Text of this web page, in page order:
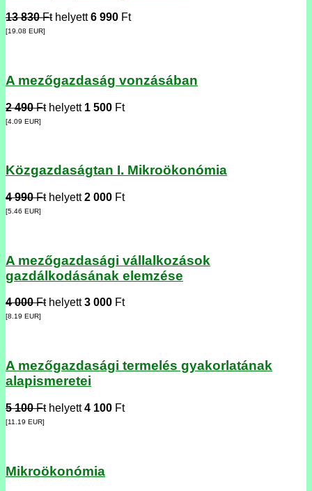
13 830 Fthelyett6 990 Ft
[19.08 EUR]
A mezőgazdaság vonzásában
2 490 Fthelyett 1 500 Ft
[4.09 EUR]
Közgazdaságtan I. Mikroökonómia
4 990 Fthelyett2 000 Ft
[5.46 EUR]
A mezőgazdasági vállalkozások
gazdálkodásának elemzése
4 000 Fthelyett3 000 Ft
[8.19 EUR]
A mezőgazdasági termelés gyakorlatának
alapismeretei
5 100 Fthelyett4 100 Ft
[11.19 EUR]
Mikroökonómia